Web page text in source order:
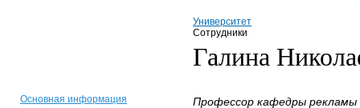
Университет
Сотрудники
Галина
Основная информация
Профессор кафедры рекламы